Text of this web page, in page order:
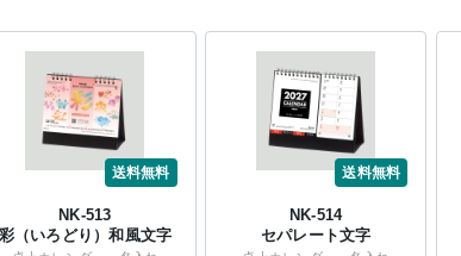
送料無料
NK-513
彩（いろどり）和風文字
送料無料
NK-514
セパレート文字